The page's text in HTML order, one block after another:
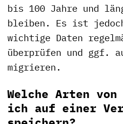
bis 100 Jahre und
bleiben. Es ist
wichtige Daten
überprüfen und ggf.
migrieren.
Welche Arten von
ich auf einer